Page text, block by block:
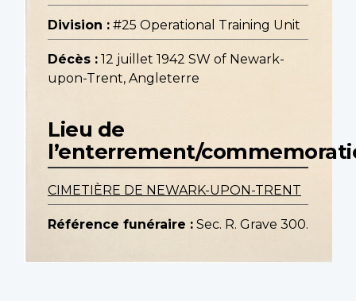
Division : #25 Operational Training Unit
Décès : 12 juillet 1942 SW of Newark-
upon-Trent, Angleterre
Lieu de
l’enterrement/
CIMETIÈRE DE NEWARK-UPON-TRENT
Référence funéraire : Sec. R. Grave 300.